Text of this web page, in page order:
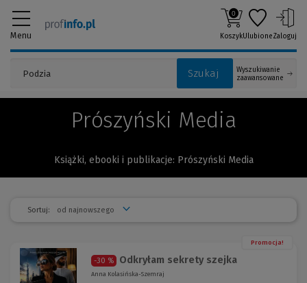
Menu
Szukaj
Wyszukiwanie
zaawansowane
0
KoszykUlubioneZaloguj
Prószyński Media
Książki, ebooki i publikacje: Prószyński Media
Sortuj:
Promocja!
-30 % Odkryłam sekrety szejka
Anna Kolasińska-Szemraj